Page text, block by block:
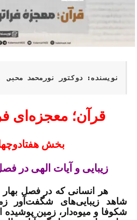
نویسنده: دوکتور نورمحمد محبی
قرآن؛ معجزه‌ای
بخش
زیبایی و آیات الهی در
هر انسانی که در فصل بهار
شاهد زیبایی‌های شگفت‌آور
شکوفا و میوه‌دار، زمین پوشیده